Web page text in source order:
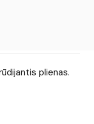
plienas.